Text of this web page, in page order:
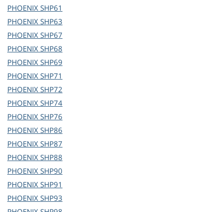
PHOENIX SHP61
PHOENIX SHP63
PHOENIX SHP67
PHOENIX SHP68
PHOENIX SHP69
PHOENIX SHP71
PHOENIX SHP72
PHOENIX SHP74
PHOENIX SHP76
PHOENIX SHP86
PHOENIX SHP87
PHOENIX SHP88
PHOENIX SHP90
PHOENIX SHP91
PHOENIX SHP93